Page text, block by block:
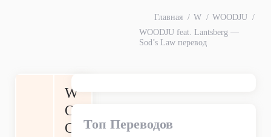
Главная W
WOODJU
WOODJU feat. Lantsberg —
Sod’s Law перевод
W
O
O
Топ Переводов